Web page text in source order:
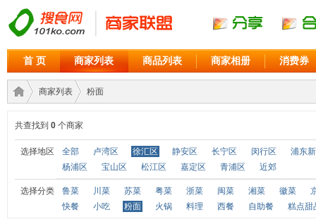
首 页 商家列表 商品列表 商家相册 消费券
商家›
商家列表
›
粉面
共查找到 0 个商家
选择地区 全部 卢湾区 徐汇区 静安区 长宁区 闵行区
浦东
杨浦区
宝山区 松江区 嘉定区 青浦区 近郊
选择分类 鲁菜 川菜 苏菜 粤菜 浙菜 闽菜 湘菜 徽菜
快餐
小吃 粉面 火锅 料理 西餐 自助餐 糕点甜